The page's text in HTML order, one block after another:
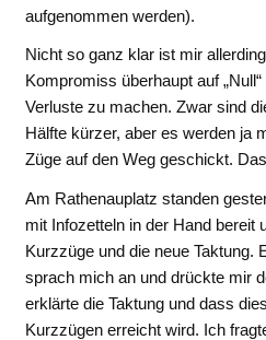
aufgenommen werden).
Nicht so ganz klar ist mir
Kompromiss überhaupt auf
Verluste zu machen. Zwar sind
Hälfte kürzer, aber es werden ja
Züge auf den Weg geschickt.
Am Rathenauplatz standen
mit Infozetteln in der Hand bereit
Kurzzüge und die neue Taktung.
sprach mich an und drückte mir
erklärte die Taktung und dass
Kurzzügen erreicht wird. Ich